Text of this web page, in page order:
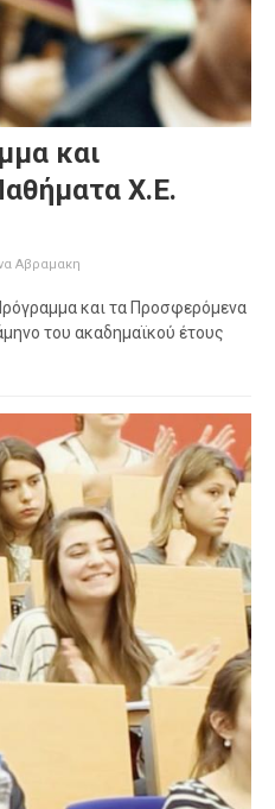
και
Χ.Ε.
Αβραμακη
και τα Προσφερόμενα
του ακαδημαϊκού έτους